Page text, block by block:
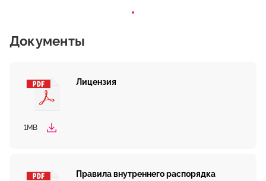
Документы
Лицензия
1MB
Правила внутреннего распорядка